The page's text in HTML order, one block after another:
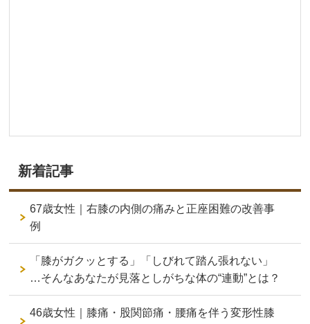
新着記事
67歳女性｜右膝の内側の痛みと正座困難の改善事
例
「膝がガクッとする」「しびれて踏ん張れない」
…そんなあなたが見落としがちな体の“連動”とは？
46歳女性｜膝痛・股関節痛・腰痛を伴う変形性膝